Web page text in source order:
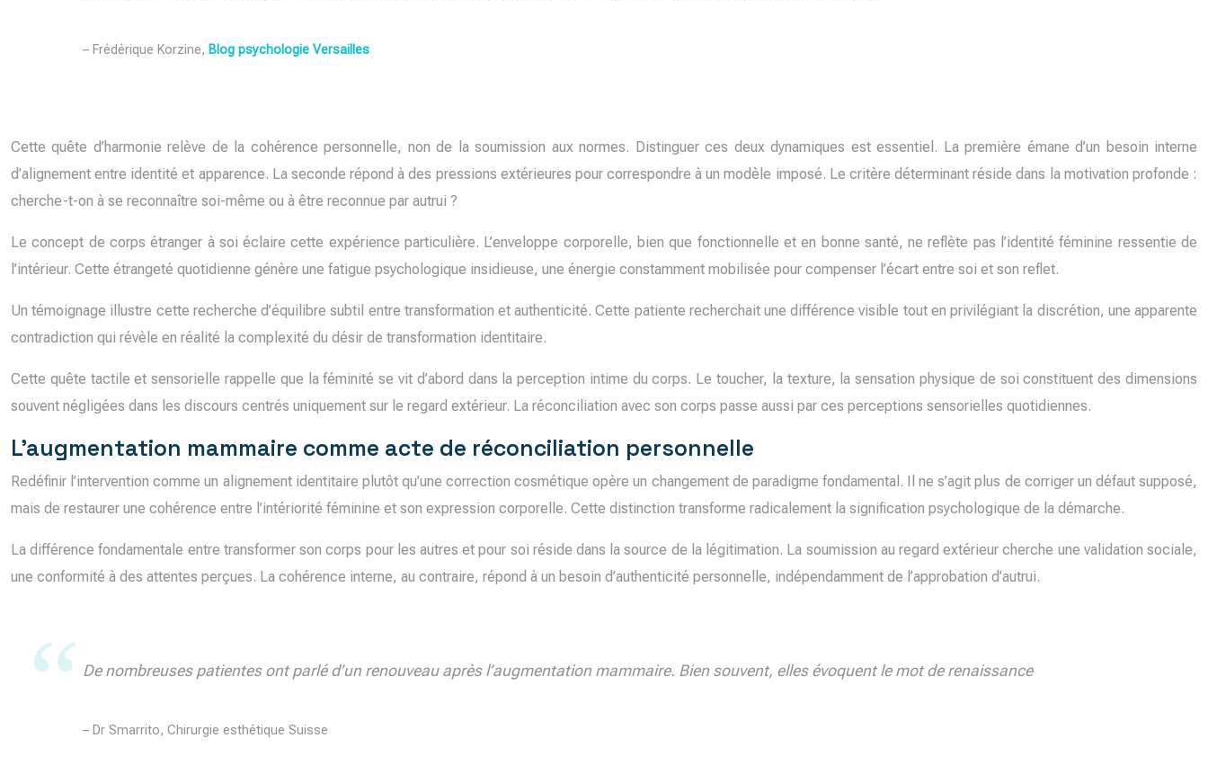
– Frédérique Korzine, Blog psychologie Versailles
Cette quête d’harmonie relève de la cohérence personnelle, non de la soumission aux normes. Distinguer ces deux dynamiques est essentiel. La première émane d’un besoin interne
d’alignement entre identité et apparence. La seconde répond à des pressions extérieures pour correspondre à un modèle imposé. Le critère déterminant réside dans la motivation profonde :
cherche-t-on à se reconnaître soi-même ou à être reconnue par autrui ?
Le concept de corps étranger à soi éclaire cette expérience particulière. L’enveloppe corporelle, bien que fonctionnelle et en bonne santé, ne reflète pas l’identité féminine ressentie de
l’intérieur. Cette étrangeté quotidienne génère une fatigue psychologique insidieuse, une énergie constamment mobilisée pour compenser l’écart entre soi et son reflet.
Un témoignage illustre cette recherche d’équilibre subtil entre transformation et authenticité. Cette patiente recherchait une différence visible tout en privilégiant la discrétion, une apparente
contradiction qui révèle en réalité la complexité du désir de transformation identitaire.
Cette quête tactile et sensorielle rappelle que la féminité se vit d’abord dans la perception intime du corps. Le toucher, la texture, la sensation physique de soi constituent des dimensions
souvent négligées dans les discours centrés uniquement sur le regard extérieur. La réconciliation avec son corps passe aussi par ces perceptions sensorielles quotidiennes.
L’augmentation mammaire comme acte de réconciliation personnelle
Redéfinir l’intervention comme un alignement identitaire plutôt qu’une correction cosmétique opère un changement de paradigme fondamental. Il ne s’agit plus de corriger un défaut supposé,
mais de restaurer une cohérence entre l’intériorité féminine et son expression corporelle. Cette distinction transforme radicalement la signification psychologique de la démarche.
La différence fondamentale entre transformer son corps pour les autres et pour soi réside dans la source de la légitimation. La soumission au regard extérieur cherche une validation sociale,
une conformité à des attentes perçues. La cohérence interne, au contraire, répond à un besoin d’authenticité personnelle, indépendamment de l’approbation d’autrui.
De nombreuses patientes ont parlé d’un renouveau après l’augmentation mammaire. Bien souvent, elles évoquent le mot de renaissance
– Dr Smarrito, Chirurgie esthétique Suisse